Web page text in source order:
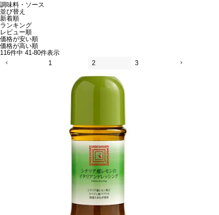
調味料・ソース
並び替え
新着順
ランキング
レビュー順
価格が安い順
価格が高い順
116件中 41 -80件表示
1
2 3